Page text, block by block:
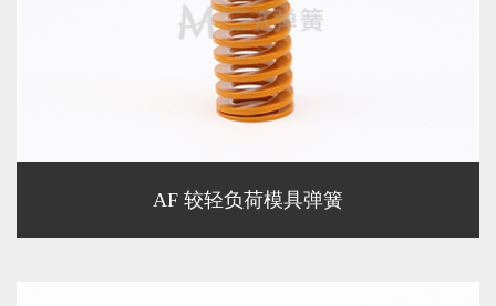
AF 较轻负荷模具弹簧